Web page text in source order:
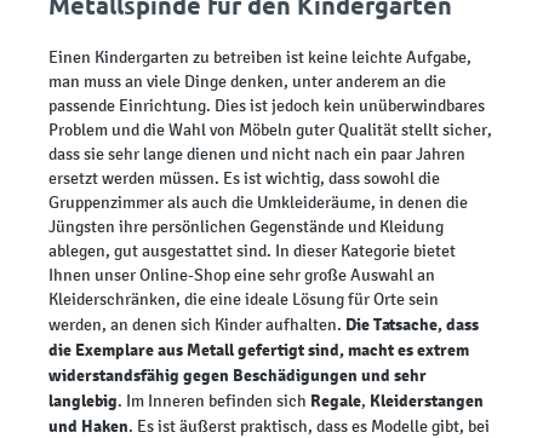
Einen Kindergarten zu betreiben ist keine leichte Aufgabe,
man muss an viele Dinge denken, unter anderem an die
passende Einrichtung. Dies ist jedoch kein unüberwindbares
Problem und die Wahl von Möbeln guter Qualität stellt sicher,
dass sie sehr lange dienen und nicht nach ein paar Jahren
ersetzt werden müssen. Es ist wichtig, dass sowohl die
Gruppenzimmer als auch die Umkleideräume, in denen die
Jüngsten ihre persönlichen Gegenstände und Kleidung
ablegen, gut ausgestattet sind. In dieser Kategorie bietet
Ihnen unser Online-Shop eine sehr große Auswahl an
Kleiderschränken, die eine ideale Lösung für Orte sein
werden, an denen sich Kinder aufhalten. Die Tatsache, dass
die Exemplare aus Metall gefertigt sind, macht es extrem
widerstandsfähig gegen Beschädigungen und sehr
langlebig. Im Inneren befinden sich Regale, Kleiderstangen
und Haken. Es ist äußerst praktisch, dass es Modelle gibt, bei